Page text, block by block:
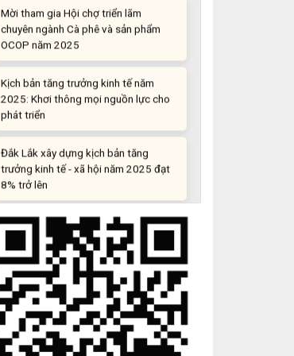
chuyên ngành Cà phê và sản phẩm
OCOP năm 2025
Kịch bản tăng trưởng kinh tế năm
phát triển
Đắk Lắk xây dựng kịch bản tăng
8% trở lên
Cuộc thi trực tuyến tìm hiểu “50 năm
Chiến thắng Buôn Ma Thuột, giải
phóng tỉnh Đắk Lắk (10/3/1975 -
10/3/2025)"
Những sáng tạo độc đáo từ “cây nhà
lá vườn”
Gam màu sáng trong bức tranh khởi